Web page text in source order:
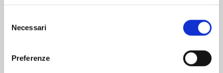
delNecessari
Preferenze
FOUR KNIGHTS OF THE APOCALYPSE n. 23